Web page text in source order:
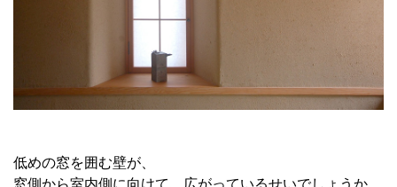
低めの窓を囲む壁が、
窓側から室内側に向けて、広がっているせいでしょうか、